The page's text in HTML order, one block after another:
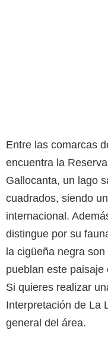
Entre las comarcas
encuentra la
Gallocanta, un lago
cuadrados, siendo
internacional.
distingue por su
la cigüeña negra
pueblan este paisaje
Si quieres realizar
Interpretación de La
general del área.